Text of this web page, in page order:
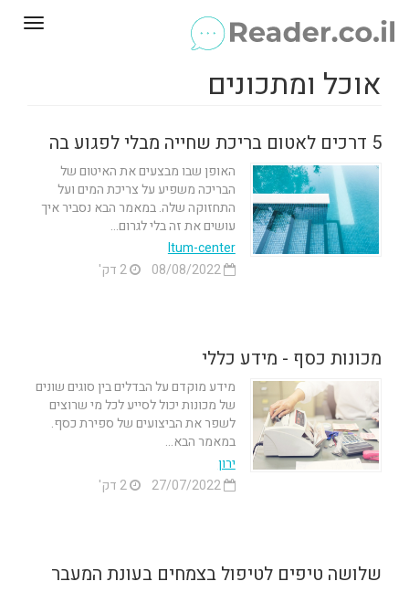
אוכל ומתכונים
5 דרכים לאטום בריכת שחייה מבלי לפגוע בה
האופן שבו מבצעים את האיטום של
הבריכה משפיע על צריכת המים ועל
התחזוקה שלה. במאמר הבא נסביר איך
עושים את זה בלי לגרום...
Itum-center
08/08/2022
2 דק'
מכונות כסף - מידע כללי
מידע מוקדם על הבדלים בין סוגים שונים
של מכונות יכול לסייע לכל מי שרוצים
לשפר את הביצועים של ספירת כסף.
במאמר הבא...
ירון
27/07/2022
2 דק'
שלושה טיפים לטיפול בצמחים בעונת המעבר